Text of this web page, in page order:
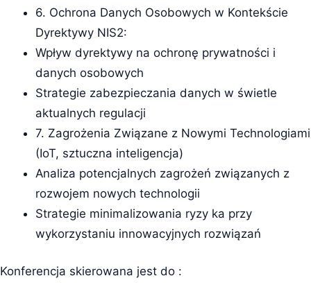
6. Ochrona Danych Osobowych w Kontekście
Dyrektywy NIS2:
Wpływ dyrektywy na ochronę prywatności i
danych osobowych
Strategie zabezpieczania danych w świetle
aktualnych regulacji
7. Zagrożenia Związane z Nowymi Technologiami
(IoT, sztuczna inteligencja)
Analiza potencjalnych zagrożeń związanych z
rozwojem nowych technologii
Strategie minimalizowania ryzy ka przy
wykorzystaniu innowacyjnych rozwiązań
Konferencja skierowana jest do :